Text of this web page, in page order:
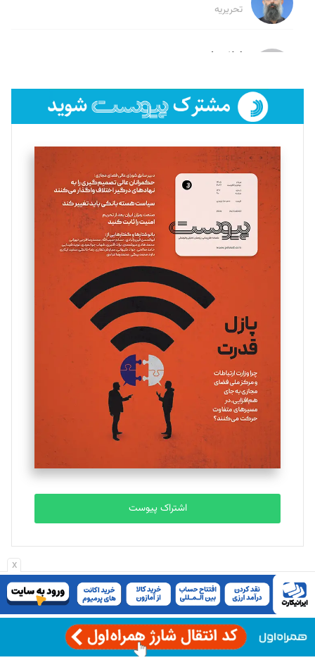
x
تحریریه
لیلا حنارود
فائزه فتحی رستمی
تحریریه
سروش کرمیان
تحریریه
مینا پاکدل
یسنا امان‌پور
تحریریه
ملینا جعفری
تحریریه
مصطفی مسجدی آرانی
تحریریه
بابک نقاش
تحریریه
اشتراک پیوست